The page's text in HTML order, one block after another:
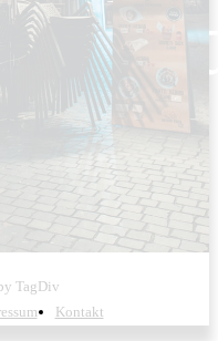
TagDiv
Kontakt